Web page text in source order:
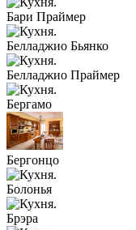
Бари Праймер
Белладжио Бьянко
Белладжио Праймер
Бергамо
Бергонцо
Болонья
Брэра